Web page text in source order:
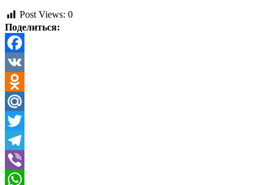
Post Views: 0
Поделиться:
Facebook
VK
Odnoklassniki
Mail.Ru
Twitter
Telegram
Viber